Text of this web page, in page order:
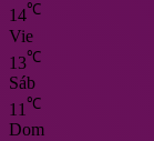
14℃
Vie
13℃
Sáb
11 ℃
Dom